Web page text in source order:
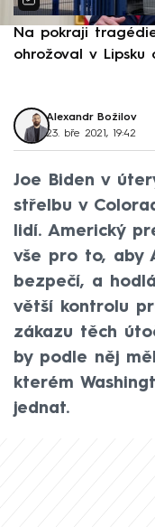
Na pokraji
ohrožoval v Lipsku
Alexandr Božilov
23. bře 2021, 19:42
Joe Biden v
střelbu v
lidí. Americký
vše pro to, aby
bezpečí, a
větší kontrolu
zákazu těch
by podle něj
kterém
jednat.